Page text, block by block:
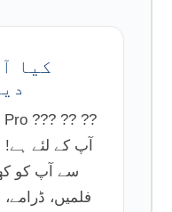
کیا
??? ?? ??
سے آپ کو
فلمیں،